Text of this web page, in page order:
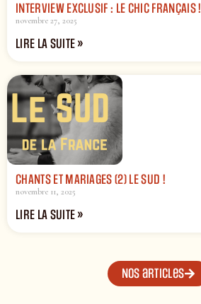
INTERVIEW EXCLUSIF : LE CHIC FRANÇAIS !
novembre 27, 2025
LIRE LA SUITE »
CHANTS ET MARIAGES (2) LE SUD !
novembre 11, 2025
LIRE LA SUITE »
Nos articles